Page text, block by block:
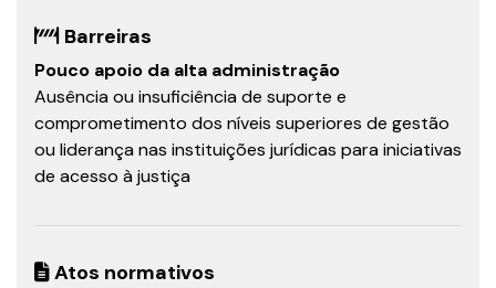
Barreiras
Pouco apoio da alta administração
Ausência ou insuficiência de suporte e
comprometimento dos níveis superiores de gestão
ou liderança nas instituições jurídicas para iniciativas
de acesso à justiça
Atos normativos